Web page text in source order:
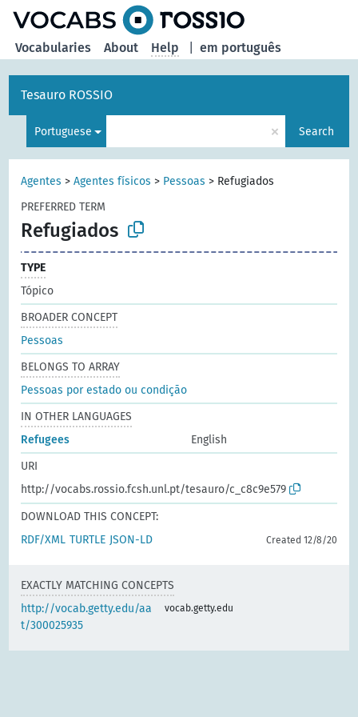
em português
Vocabularies About Help
Tesauro ROSSIO
Portuguese × Search
Agentes >Agentes físicos > Pessoas > Refugiados
PREFERRED TERM
Refugiados
TYPE
Tópico
BROADER CONCEPT
Pessoas
BELONGS TO ARRAY
Pessoas por estado ou condição
IN OTHER LANGUAGES
Refugees
English
URI
http://vocabs.rossio.fcsh.unl.pt/tesauro/c_c8c9e579
DOWNLOAD THIS CONCEPT:
RDF/XML TURTLE JSON-LD Created 12/8/20
EXACTLY MATCHING CONCEPTS
http://vocab.getty.edu/aa
t/300025935
vocab.getty.edu